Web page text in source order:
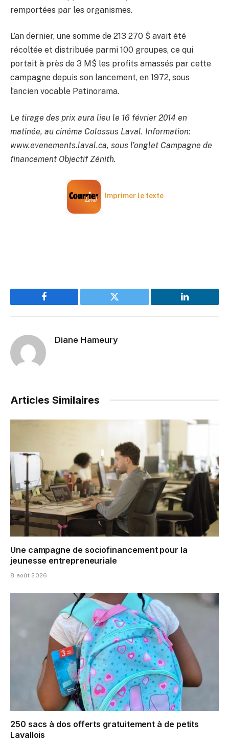
remportées par les organismes.
L’an dernier, une somme de 213 270 $ avait été
récoltée et distribuée parmi 100 groupes, ce qui
portait à près de 3 M$ les profits amassés par cette
campagne depuis son lancement, en 1972, sous
l’ancien vocable Patinorama.
Le tirage des prix aura lieu le 16 février 2014 en
matinée, au cinéma Colossus Laval. Information:
www.evenements.laval.ca, sous l’onglet Campagne de
financement Objectif Zénith.
Imprimer le texte
Facebook Twitter LinkedIn
Diane Hameury
Articles Similaires
Une campagne de sociofinancement pour la
jeunesse entrepreneuriale
8 août 2026
250 sacs à dos offerts gratuitement à de petits
Lavallois